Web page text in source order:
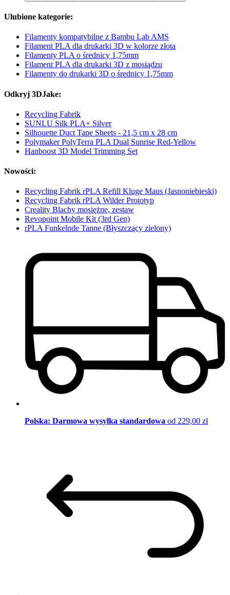
Ulubione kategorie:
Filamenty kompatybilne z Bambu Lab AMS
Filament PLA dla drukarki 3D w kolorze złota
Filamenty PLA o średnicy 1,75mm
Filament PLA dla drukarki 3D z mosiądzu
Filamenty do drukarki 3D o średnicy 1,75mm
Odkryj 3DJake:
Recycling Fabrik
SUNLU Silk PLA+ Silver
Silhouette Duct Tape Sheets - 21,5 cm x 28 cm
Polymaker PolyTerra PLA Dual Sunrise Red-Yellow
Hanboost 3D Model Trimming Set
Nowości:
Recycling Fabrik rPLA Refill Kluge Maus (Jasnoniebieski)
Recycling Fabrik rPLA Wilder Prototyp
Creality Blachy mosiężne, zestaw
Revopoint Mobile Kit (3rd Gen)
rPLA Funkelnde Tanne (Błyszczący zielony)
Polska: Darmowa wysyłka standardowa od 229,00 zł